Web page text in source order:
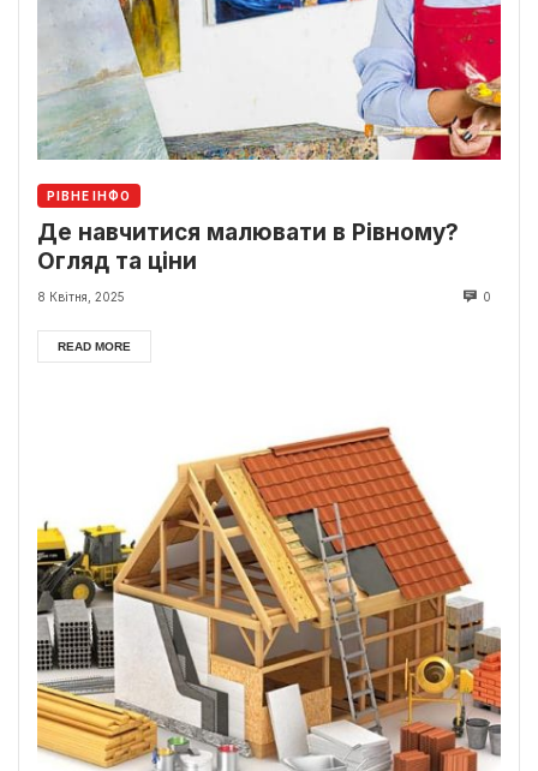
РІВНЕ ІНФО
Де навчитися малювати в Рівному?
Огляд та ціни
8 Квітня, 2025 0
READ MORE